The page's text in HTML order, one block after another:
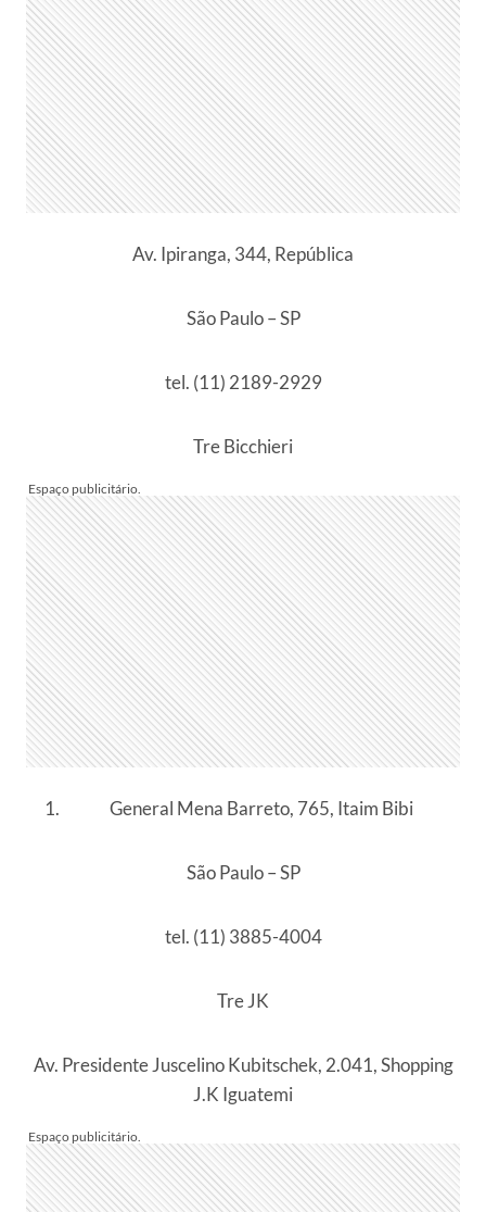
Av. Ipiranga, 344, República
São Paulo – SP
tel. (11) 2189-2929
Tre Bicchieri
General Mena Barreto, 765, Itaim Bibi
São Paulo – SP
tel. (11) 3885-4004
Tre JK
Av. Presidente Juscelino Kubitschek, 2.041, Shopping
J.K Iguatemi